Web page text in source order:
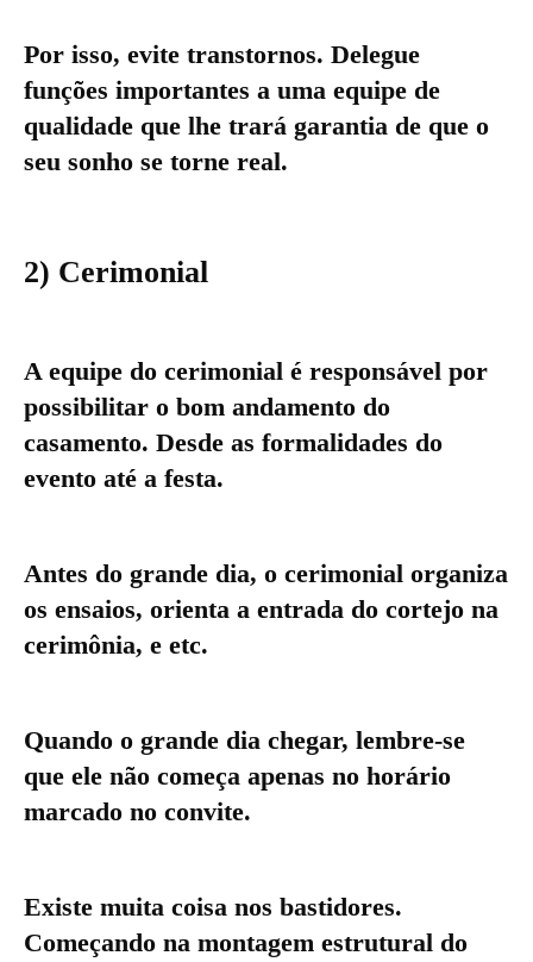
Por isso, evite transtornos. Delegue
funções importantes a uma equipe de
qualidade que lhe trará garantia de que o
seu sonho se torne real.
2) Cerimonial
A equipe do cerimonial é responsável por
possibilitar o bom andamento do
casamento. Desde as formalidades do
evento até a festa.
Antes do grande dia, o cerimonial organiza
os ensaios, orienta a entrada do cortejo na
cerimônia, e etc.
Quando o grande dia chegar, lembre-se
que ele não começa apenas no horário
marcado no convite.
Existe muita coisa nos bastidores.
Começando na montagem estrutural do